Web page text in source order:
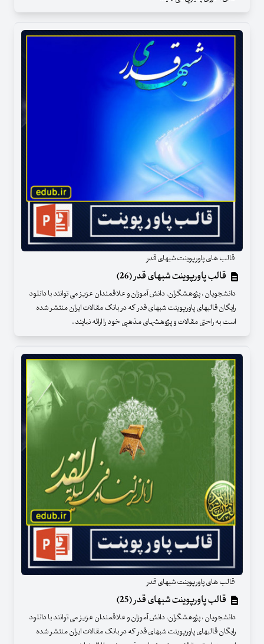
قالب های پاورپوینت شبهای قدر
قالب پاورپوینت شبهای قدر (26)
دانشجویان ، پژوهشگران، دانش آموزان و علاقمندان عزیز می توانند با دانلود
رایگان قالبهای پاورپوینت شبهای قدر که در بانک مقالات ایران منتشر شده
است به راحتی مقالات و پژوهشهای مذهبی خود را ارائه نمایند .
قالب های پاورپوینت شبهای قدر
قالب پاورپوینت شبهای قدر (25)
دانشجویان ، پژوهشگران، دانش آموزان و علاقمندان عزیز می توانند با دانلود
رایگان قالبهای پاورپوینت شبهای قدر که در بانک مقالات ایران منتشر شده